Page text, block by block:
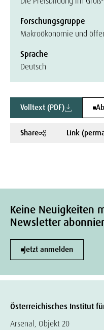
Forschungsgruppe
Makroökonomie und
Sprache
Deutsch
Volltext (PDF)
Share Link
Keine Neuigkeiten
Newsletter
Jetzt anmelden
Österreichisches Institut
Arsenal, Objekt 20